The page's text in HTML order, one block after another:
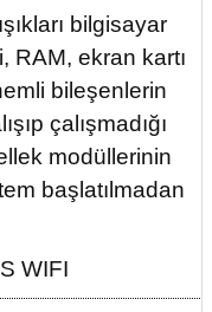
bilgisayar
RAM, ekran kartı
bileşenlerin
çalışmadığı
modüllerinin
başlatılmadan